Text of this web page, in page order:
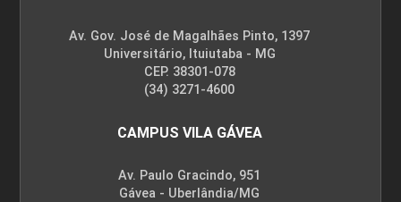
Av. Gov. José de Magalhães Pinto, 1397
Universitário, Ituiutaba - MG
CEP. 38301-078
(34) 3271-4600
CAMPUS VILA GÁVEA
Av. Paulo Gracindo, 951
Gávea - Uberlândia/MG